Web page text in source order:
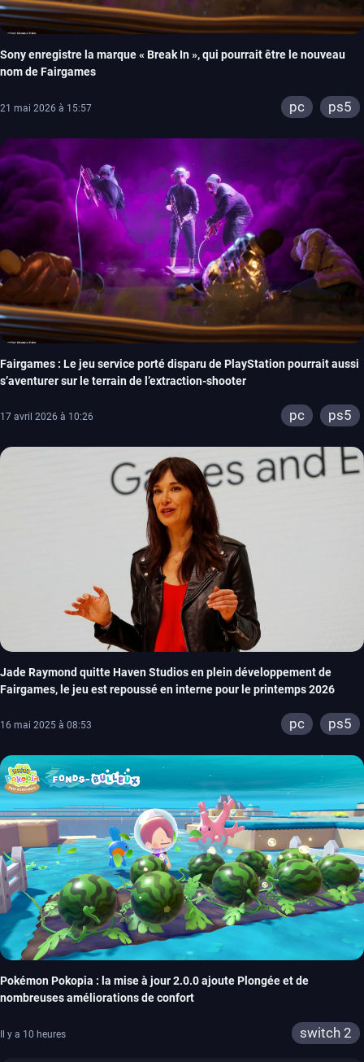
Sony enregistre la marque « Break In », qui pourrait être le nouveau
nom de Fairgames
21 mai 2026 à 15:57 pc ps5
Fairgames : Le jeu service porté disparu de PlayStation pourrait aussi
s’aventurer sur le terrain de l’extraction-shooter
17 avril 2026 à 10:26 pc ps5
Jade Raymond quitte Haven Studios en plein développement de
Fairgames, le jeu est repoussé en interne pour le printemps 2026
16 mai 2025 à 08:53 pc ps5
Pokémon Pokopia : la mise à jour 2.0.0 ajoute Plongée et de
nombreuses améliorations de confort
Il y a 10 heures switch 2